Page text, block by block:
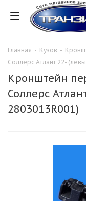
Главная - Кузов -
Соллерс Атлант 22-
Кронштейн
Соллерс
2803013R001)